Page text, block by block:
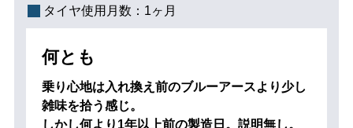
タイヤ使用月数： 1ヶ月
何とも
乗り心地は入れ換え前のブルーアースより少し
雑味を拾う感じ。
しかし何より1年以上前の製造日。説明無し。